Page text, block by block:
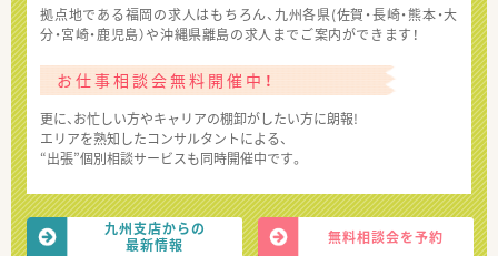
拠点地である福岡の求人はもちろん、九州各県(佐賀・長崎・熊本・大
分・宮崎・鹿児島）や沖縄県離島の求人までご案内ができます！
お仕事相談会無料開催中！
更に、お忙しい方やキャリアの棚卸がしたい方に朗報!
エリアを熟知したコンサルタントによる、
“出張”個別相談サービスも同時開催中です。
九州支店からの
最新情報
無料相談会を予約